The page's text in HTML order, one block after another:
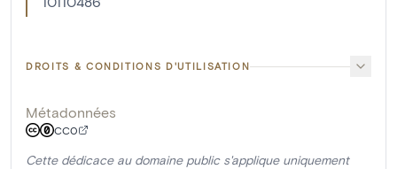
DROITS & CONDITIONS D'UTILISATION
Métadonnées
CC0
Cette dédicace au domaine public s'applique uniquement